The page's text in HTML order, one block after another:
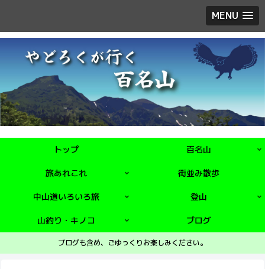
MENU
トップ 百名山
旅あれこれ 街並み散歩
中山道いろいろ旅 登山
山釣り・キノコ ブログ
ブログも含め、ごゆっくりお楽しみください。